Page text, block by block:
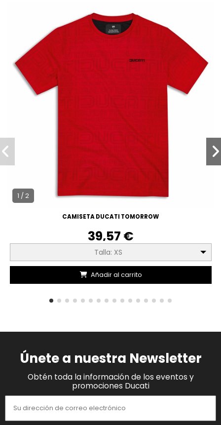
1 / 2
CAMISETA DUCATI TOMORROW
39,57 €
Talla: XS
Añadir al carrito
Únete a nuestra Newsletter
Obtén toda la información de los eventos y
promociones Ducati